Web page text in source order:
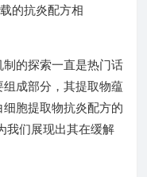
的抗炎配方相
的探索一直是热门话
成部分，其提取物蕴
胞提取物抗炎配方的
我们展现出其在缓解